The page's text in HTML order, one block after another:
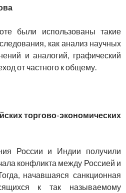
были использованы такие
как анализ научных
и аналогий, графический
от частного к общему.
торгово-экономических
России и Индии получили
конфликта между Россией и
начавшаяся санкционная
к так называемому